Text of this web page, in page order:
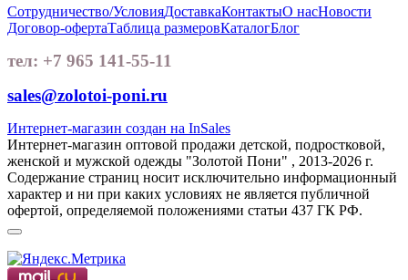
Сотрудничество/УсловияДоставкаКонтактыО насНовости
Договор-офертаТаблица размеровКаталогБлог
тел: +7 965 141-55-11
sales@zolotoi-poni.ru
Интернет-магазин создан на InSales
Интернет-магазин оптовой продажи детской, подростковой,
женской и мужской одежды "Золотой Пони" , 2013-2026 г.
Содержание страниц носит исключительно информационный
характер и ни при каких условиях не является публичной
офертой, определяемой положениями статьи 437 ГК РФ.